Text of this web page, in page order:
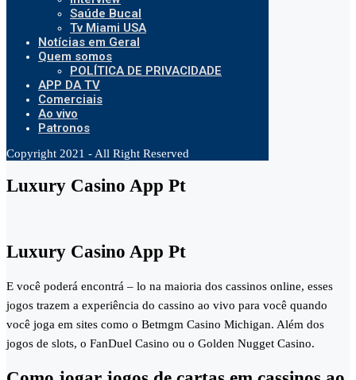
Saúde Bucal
Tv Miami USA
Notícias em Geral
Quem somos
POLÍTICA DE PRIVACIDADE
APP DA TV
Comerciais
Ao vivo
Patronos
Copyright 2021 - All Right Reserved
Luxury Casino App Pt
Luxury Casino App Pt
E você poderá encontrá – lo na maioria dos cassinos online, esses
jogos trazem a experiência do cassino ao vivo para você quando
você joga em sites como o Betmgm Casino Michigan. Além dos
jogos de slots, o FanDuel Casino ou o Golden Nugget Casino.